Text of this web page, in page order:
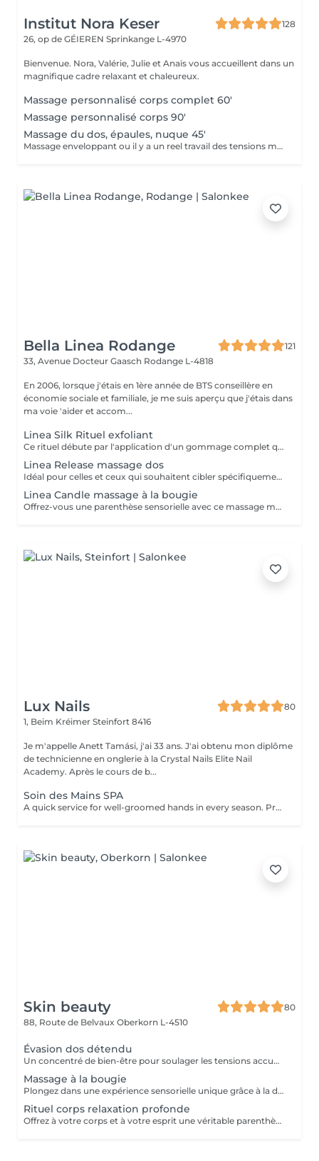
Institut Nora Keser
128
26, op de GÉIEREN Sprinkange L-4970
Bienvenue. Nora, Valérie, Julie et Anaïs vous accueillent dans un
magnifique cadre relaxant et chaleureux.
Massage personnalisé corps complet 60'
Massage personnalisé corps 90'
Massage du dos, épaules, nuque 45'
Massage enveloppant ou il y a un reel travail des tensions musculaires. axé sur le dos mais avec un reel benefice pour la nuque et les épaules.
Bella Linea Rodange
121
33, Avenue Docteur Gaasch Rodange L-4818
En 2006, lorsque j'étais en 1ère année de BTS conseillère en
économie sociale et familiale, je me suis aperçu que j'étais dans
ma voie 'aider et accom...
Linea Silk Rituel exfoliant
Ce rituel débute par l'application d'un gommage complet qui exfolie délicatement l'ensemble du corps. En éliminant les cellules mortes, la peau retrouve toute sa douceur, sa luminosité et sa capacité à mieux absorber les soins nourrissants. Les bénéfices : Peau douce et soyeuse Renouvellement cellulaire stimulé Hydratation renforcée grâce à une meilleure pénétration des produits Hâle plus uniforme et durable Un rituel simple mais essentiel, qui prépare le corps à rayonner de beauté et à profiter pleinement des soins suivants.
Linea Release massage dos
Idéal pour celles et ceux qui souhaitent cibler spécifiquement la zone du dos, ce massage combine gestes enveloppants et pressions profondes afin de relâcher les tensions musculaires et d'apaiser le corps. Les techniques de décontraction musculaire et d'étirements offrent un double bénéfice : Soulagement des tensions accumulées Muscles assouplis et détendus Circulation stimulée Esprit apaisé et relâché Un rituel court mais intense, qui offre une véritable sensation de légèreté et de bien-être global.
Linea Candle massage à la bougie
Offrez-vous une parenthèse sensorielle avec ce massage moderne et réconfortant. La bougie de massage, une fois fondue, se transforme en une huile tiède et onctueuse, appliquée délicatement sur la peau. Cette chaleur douce se combine à des manuvres enveloppantes et relaxantes, apportant une détente immédiate. Les bénéfices : Détente profonde et chaleur réconfortante Peau nourrie et satinée grâce à l'huile fondue Apaisement du corps et de l'esprit Expérience sensorielle unique et cocooning Un rituel idéal pour s'offrir un moment de douceur, parfait en période de stress ou de fatigue.
Lux Nails
80
1, Beim Kréimer Steinfort 8416
Je m'appelle Anett Tamási, j'ai 33 ans. J'ai obtenu mon diplôme
de technicienne en onglerie à la Crystal Nails Elite Nail
Academy. Après le cours de b...
Soin des Mains SPA
A quick service for well-groomed hands in every season. Prosess: First I use coconut sugar scrub and remove the dead skin cells. This helps the materials get deeper. I massage the skin with a nourishing, vitamin cream, which has a blood circulation-enhancing effect and contains a lot of useful ingredients. After the service you can enjoy your beautiful, fresh, elastic skin that will be more resistant to the harmful effects of the environment. The service can be make after a manicure or gel polish, or separately. Give it a try, you won't regret it!
Skin beauty
80
88, Route de Belvaux Oberkorn L-4510
Évasion dos détendu
Un concentré de bien-être pour soulager les tensions accumulées. Ce massage ciblé du dos, de la nuque et des épaules combine des manuvres enveloppantes et profondes pour libérer le stress et apporter une sensation immédiate de légèreté. Idéal pour une pause relaxante en pleine journée.
Massage à la bougie
Plongez dans une expérience sensorielle unique grâce à la douce chaleur d'une bougie fondante aux huiles précieuses. La cire tiède se transforme en un élixir nourrissant qui glisse sur votre peau, offrant un massage fluide, relaxant et profondément hydratant. Un véritable voyage des sens pour une détente absolue.
Rituel corps relaxation profonde
Offrez à votre corps et à votre esprit une véritable parenthèse hors du temps. Ce soin allie des manuvres enveloppantes et des pressions douces pour libérer les tensions et rééquilibrer les énergies. Chaque geste est pensé pour vous plonger dans un état de détente absolue. Laissez-vous emporter par cette bulle de sérénité où chaque instant est une invitation au lâcher-prise. Ressortez léger(e), apaisé(e) et profondément revitalisé(e)